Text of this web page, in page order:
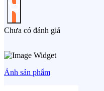
Chưa có đánh giá
Ảnh sản phẩm